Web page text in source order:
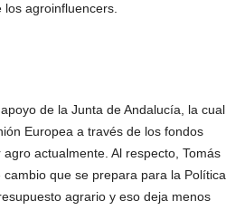
agroinfluencers.
de la Junta de Andalucía, la cual
Europea a través de los fondos
actualmente. Al respecto, Tomás
que se prepara para la Política
agrario y eso deja menos